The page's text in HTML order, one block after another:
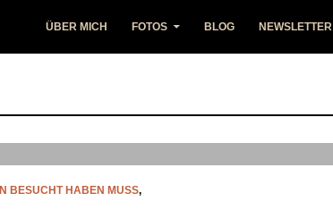
ÜBER MICH FOTOS BLOG NEWSLETTER
BESUCHT HABEN MUSS,